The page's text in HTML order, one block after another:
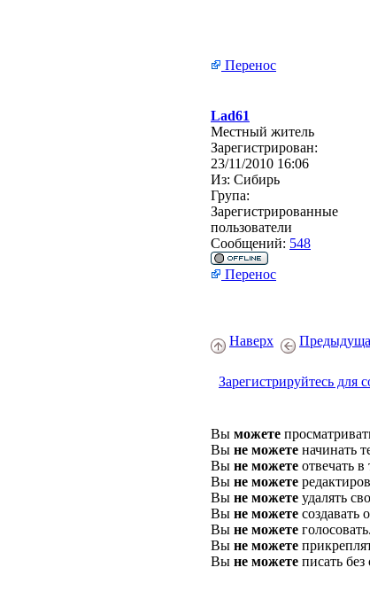
Перенос
Lad61
Местный житель
Зарегистрирован:
23/11/2010 16:06
Из: Сибирь
Група:
Зарегистрированные
пользователи
Сообщений: 548
Перенос
Наверх
Зарегистрируйтесь для
Вы можете
Вы не можете начинать
Вы не можете отвечать в
Вы не можете
Вы не можете удалять
Вы не можете создавать
Вы не можете голосовать.
Вы не можете
Вы не можете писать